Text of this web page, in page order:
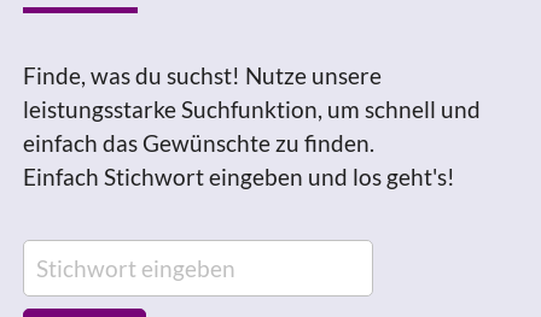
Finde, was du suchst! Nutze unsere
leistungsstarke Suchfunktion, um schnell und
einfach das Gewünschte zu finden.
Einfach Stichwort eingeben und los geht's!